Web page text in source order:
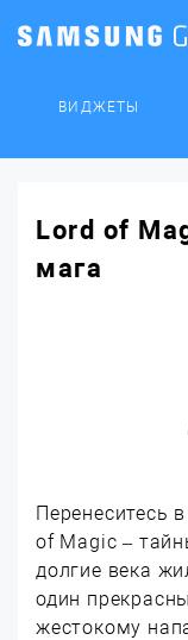
ВИДЖЕТЫ
Lord of
мага
Перенеситесь
of Magic –
долгие века
один
жестокому